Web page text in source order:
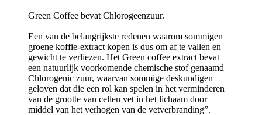
Green Coffee bevat Chlorogeenzuur.
Een van de belangrijkste redenen waarom sommigen
groene koffie-extract kopen is dus om af te vallen en
gewicht te verliezen. Het Green coffee extract bevat
een natuurlijk voorkomende chemische stof genaamd
Chlorogenic zuur, waarvan sommige deskundigen
geloven dat die een rol kan spelen in het verminderen
van de grootte van cellen vet in het lichaam door
middel van het verhogen van de vetverbranding”.